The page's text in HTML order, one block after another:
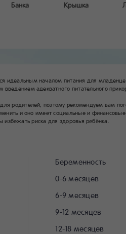
Банка Крышка
началом питания для
адекватного питательного
родителей, поэтому рекомендуем вам
и оно имеет социальные и
избежать риска для здоровья ребёнка.
Беременность
0-6 месяцев
6-9 месяцев
9-12 месяцев
12-18 месяцев